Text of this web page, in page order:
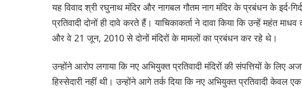
यह विवाद श्री रघुनाथ मंदिर और नागबल गौतम नाग मंदिर के प्रबंधन के इर्द-
प्रतिवादी दोनों ही दावे करते हैं। याचिकाकर्ता ने दावा किया कि उन्हें महंत
और वे 21 जून, 2010 से दोनों मंदिरों के मामलों का प्रबंधन कर रहे थे।
उन्होंने आरोप लगाया कि नए अभियुक्त प्रतिवादी मंदिरों की संपत्तियों के
हिस्सेदारी नहीं थी। उन्होंने आगे तर्क दिया कि नए अभियुक्त प्रतिवादी केवल